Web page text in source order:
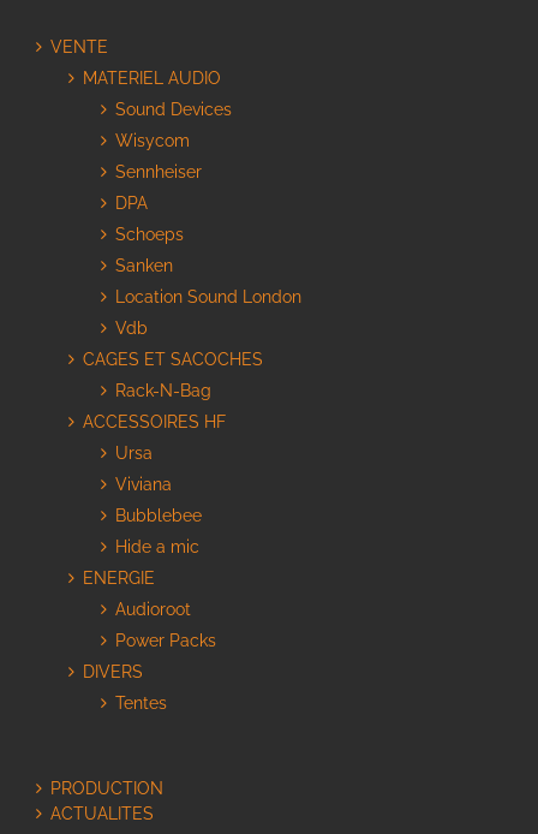
VENTE
MATERIEL AUDIO
Sound Devices
Wisycom
Sennheiser
DPA
Schoeps
Sanken
Location Sound London
Vdb
CAGES ET SACOCHES
Rack-N-Bag
ACCESSOIRES HF
Ursa
Viviana
Bubblebee
Hide a mic
ENERGIE
Audioroot
Power Packs
DIVERS
Tentes
PRODUCTION
ACTUALITES